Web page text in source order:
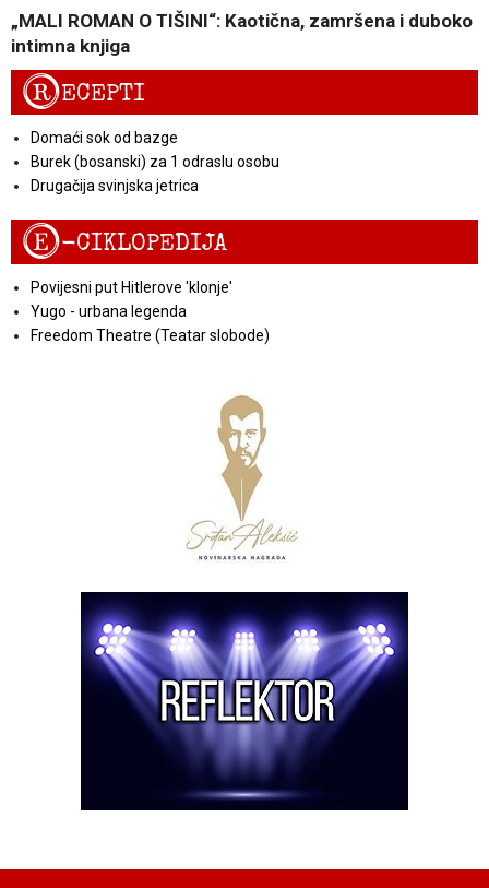
„MALI ROMAN O TIŠINI“: Kaotična, zamršena i duboko
intimna knjiga
RECEPTI
Domaći sok od bazge
Burek (bosanski) za 1 odraslu osobu
Drugačija svinjska jetrica
E-CIKLOPEDIJA
Povijesni put Hitlerove 'klonje'
Yugo - urbana legenda
Freedom Theatre (Teatar slobode)